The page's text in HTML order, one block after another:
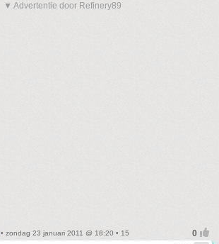
▼ Advertentie door Refinery89
• zondag 23 januari 2011 @ 18:20 • 15